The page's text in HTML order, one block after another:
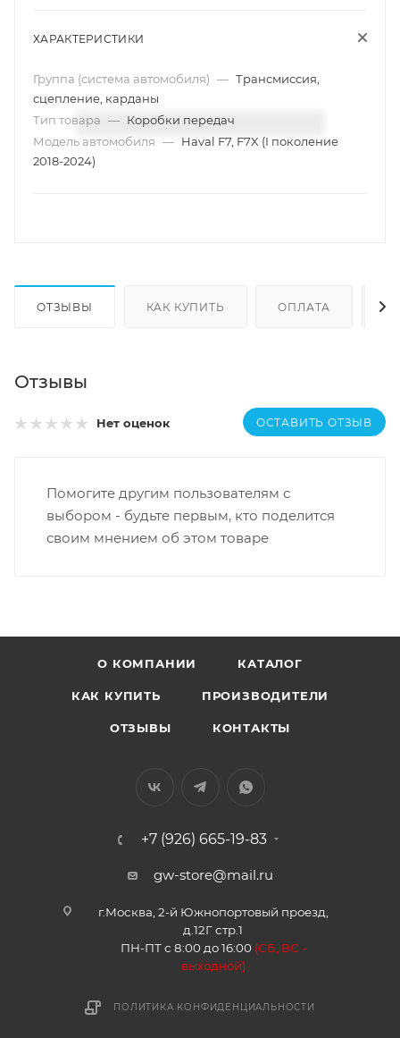
ХАРАКТЕРИСТИКИ
Группа (система автомобиля) — Трансмиссия,
сцепление, карданы
Тип товара — Коробки передач
Модель автомобиля — Haval F7, F7X (I поколение
2018-2024)
ОТЗЫВЫ КАК КУПИТЬ ОПЛАТА
Отзывы
Нет оценок ОСТАВИТЬ ОТЗЫВ
Помогите другим пользователям с
выбором - будьте первым, кто поделится
своим мнением об этом товаре
О КОМПАНИИ КАТАЛОГ
КАК КУПИТЬ ПРОИЗВОДИТЕЛИ
ОТЗЫВЫ КОНТАКТЫ
+7 (926) 665-19-83
gw-store@mail.ru
г.Москва, 2-й Южнопортовый проезд,
д.12Г стр.1
ПН-ПТ с 8:00 до 16:00 (СБ, ВС -
выходной)
ПОЛИТИКА КОНФИДЕНЦИАЛЬНОСТИ